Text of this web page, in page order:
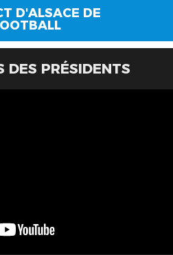
D'ALSACE DE
DES PRÉSIDENTS